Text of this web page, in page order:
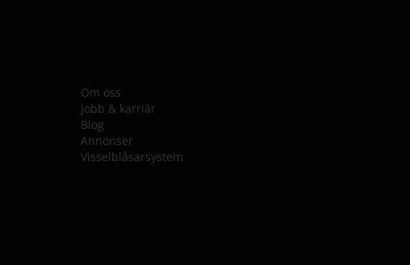
Om oss
Jobb & karriär
Blog
Annonser
Visselblåsarsystem